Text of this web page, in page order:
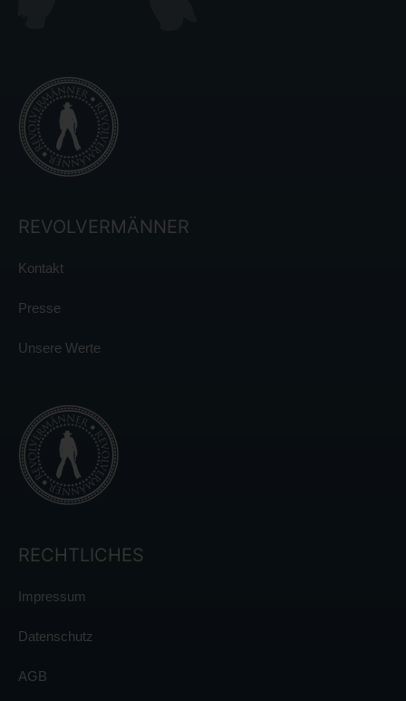
REVOLVERMÄNNER
Kontakt
Presse
Unsere Werte
RECHTLICHES
Impressum
Datenschutz
AGB